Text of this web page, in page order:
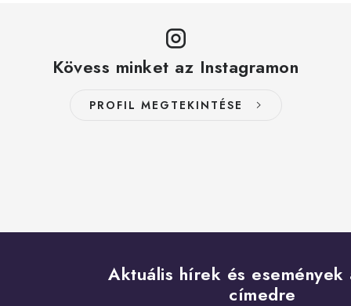
Kövess minket az Instagramon
PROFIL MEGTEKINTÉSE
Aktuális hírek és események
címedre